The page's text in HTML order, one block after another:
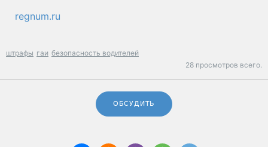
regnum.ru
штрафы гаи безопасность водителей
28 просмотров всего.
ОБСУДИТЬ